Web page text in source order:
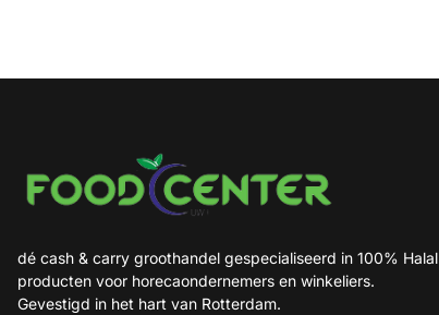
dé cash & carry groothandel gespecialiseerd in 100% Halal
producten voor horecaondernemers en winkeliers.
Gevestigd in het hart van Rotterdam.